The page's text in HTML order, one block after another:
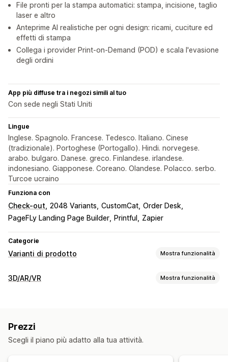
File pronti per la stampa automatici: stampa, incisione, taglio
laser e altro
Anteprime AI realistiche per ogni design: ricami, cuciture ed
effetti di stampa
Collega i provider Print-on-Demand (POD) e scala l'evasione
degli ordini
App più diffuse tra i negozi simili al tuo
Con sede negli Stati Uniti
Lingue
Inglese. Spagnolo. Francese. Tedesco. Italiano. Cinese
(tradizionale). Portoghese (Portogallo). Hindi. norvegese.
arabo. bulgaro. Danese. greco. Finlandese. irlandese.
indonesiano. Giapponese. Coreano. Olandese. Polacco. serbo.
Turcoe ucraino
Funziona con
Check-out 2048 Variants CustomCat Order Desk
PageFLy Landing Page Builder
Printful Zapier
Categorie
Varianti di prodotto Mostra funzionalità
Personalizzazione
Pulsanti di opzione
Tabelle delle taglie Anteprima
3D/AR/VR Mostra funzionalità
Camerino virtuale
Ridimensionamento dinamico
Visualizzatore incorporato
Prezzi
Scegli il piano più adatto alla tua attività.